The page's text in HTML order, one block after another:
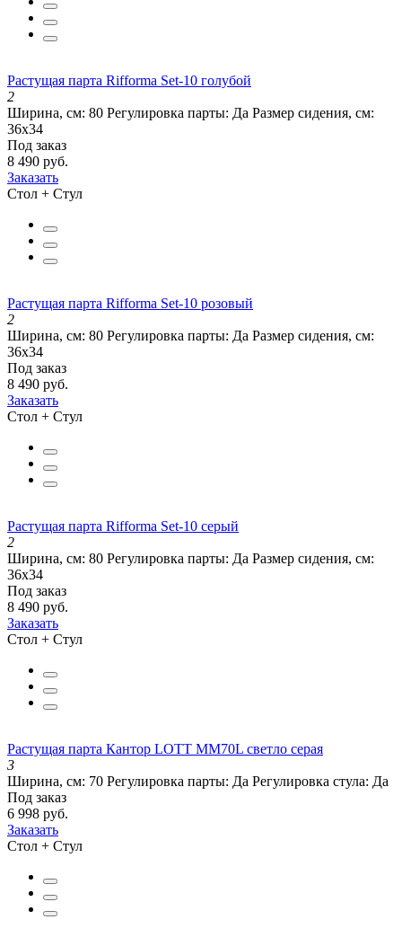
Растущая парта Rifforma Set-10 голубой
2
Ширина, см: 80 Регулировка парты: Да Размер сидения, см:
36х34
Под заказ
8 490 руб.
Заказать
Стол + Стул
Растущая парта Rifforma Set-10 розовый
2
Ширина, см: 80 Регулировка парты: Да Размер сидения, см:
36х34
Под заказ
8 490 руб.
Заказать
Стол + Стул
Растущая парта Rifforma Set-10 серый
2
Ширина, см: 80 Регулировка парты: Да Размер сидения, см:
36х34
Под заказ
8 490 руб.
Заказать
Стол + Стул
Растущая парта Кантор LOTT MM70L светло серая
3
Ширина, см: 70 Регулировка парты: Да Регулировка стула: Да
Под заказ
6 998 руб.
Заказать
Стол + Стул